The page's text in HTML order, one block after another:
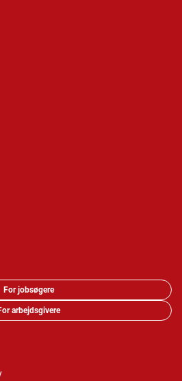
For jobsøgere
arbejdsgivere